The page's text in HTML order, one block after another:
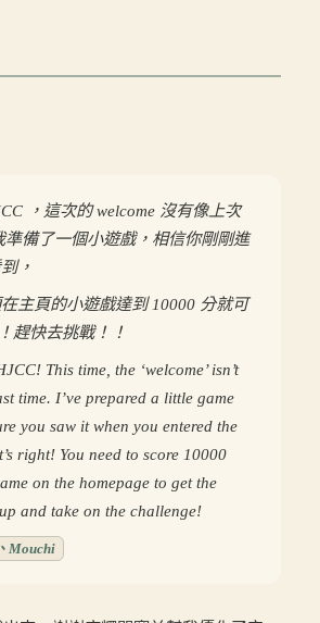
，這次的 welcome 沒有像上次
準備了一個小遊戲，相信你剛剛進
，
主頁的小遊戲達到 10000 分就可
趕快去挑戰！！
This time, the ‘welcome’ isn’t
time. I’ve prepared a little game
you saw it when you entered the
right! You need to score 10000
on the homepage to get the
and take on the challenge!
Mouchi